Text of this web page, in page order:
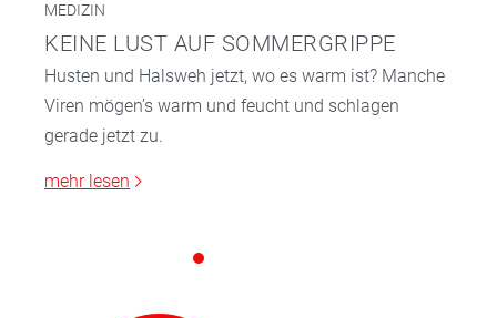
MEDIZIN
KEINE LUST AUF SOMMERGRIPPE
Husten und Halsweh jetzt, wo es warm ist? Manche
Viren mögen’s warm und feucht und schlagen
gerade jetzt zu.
mehr lesen